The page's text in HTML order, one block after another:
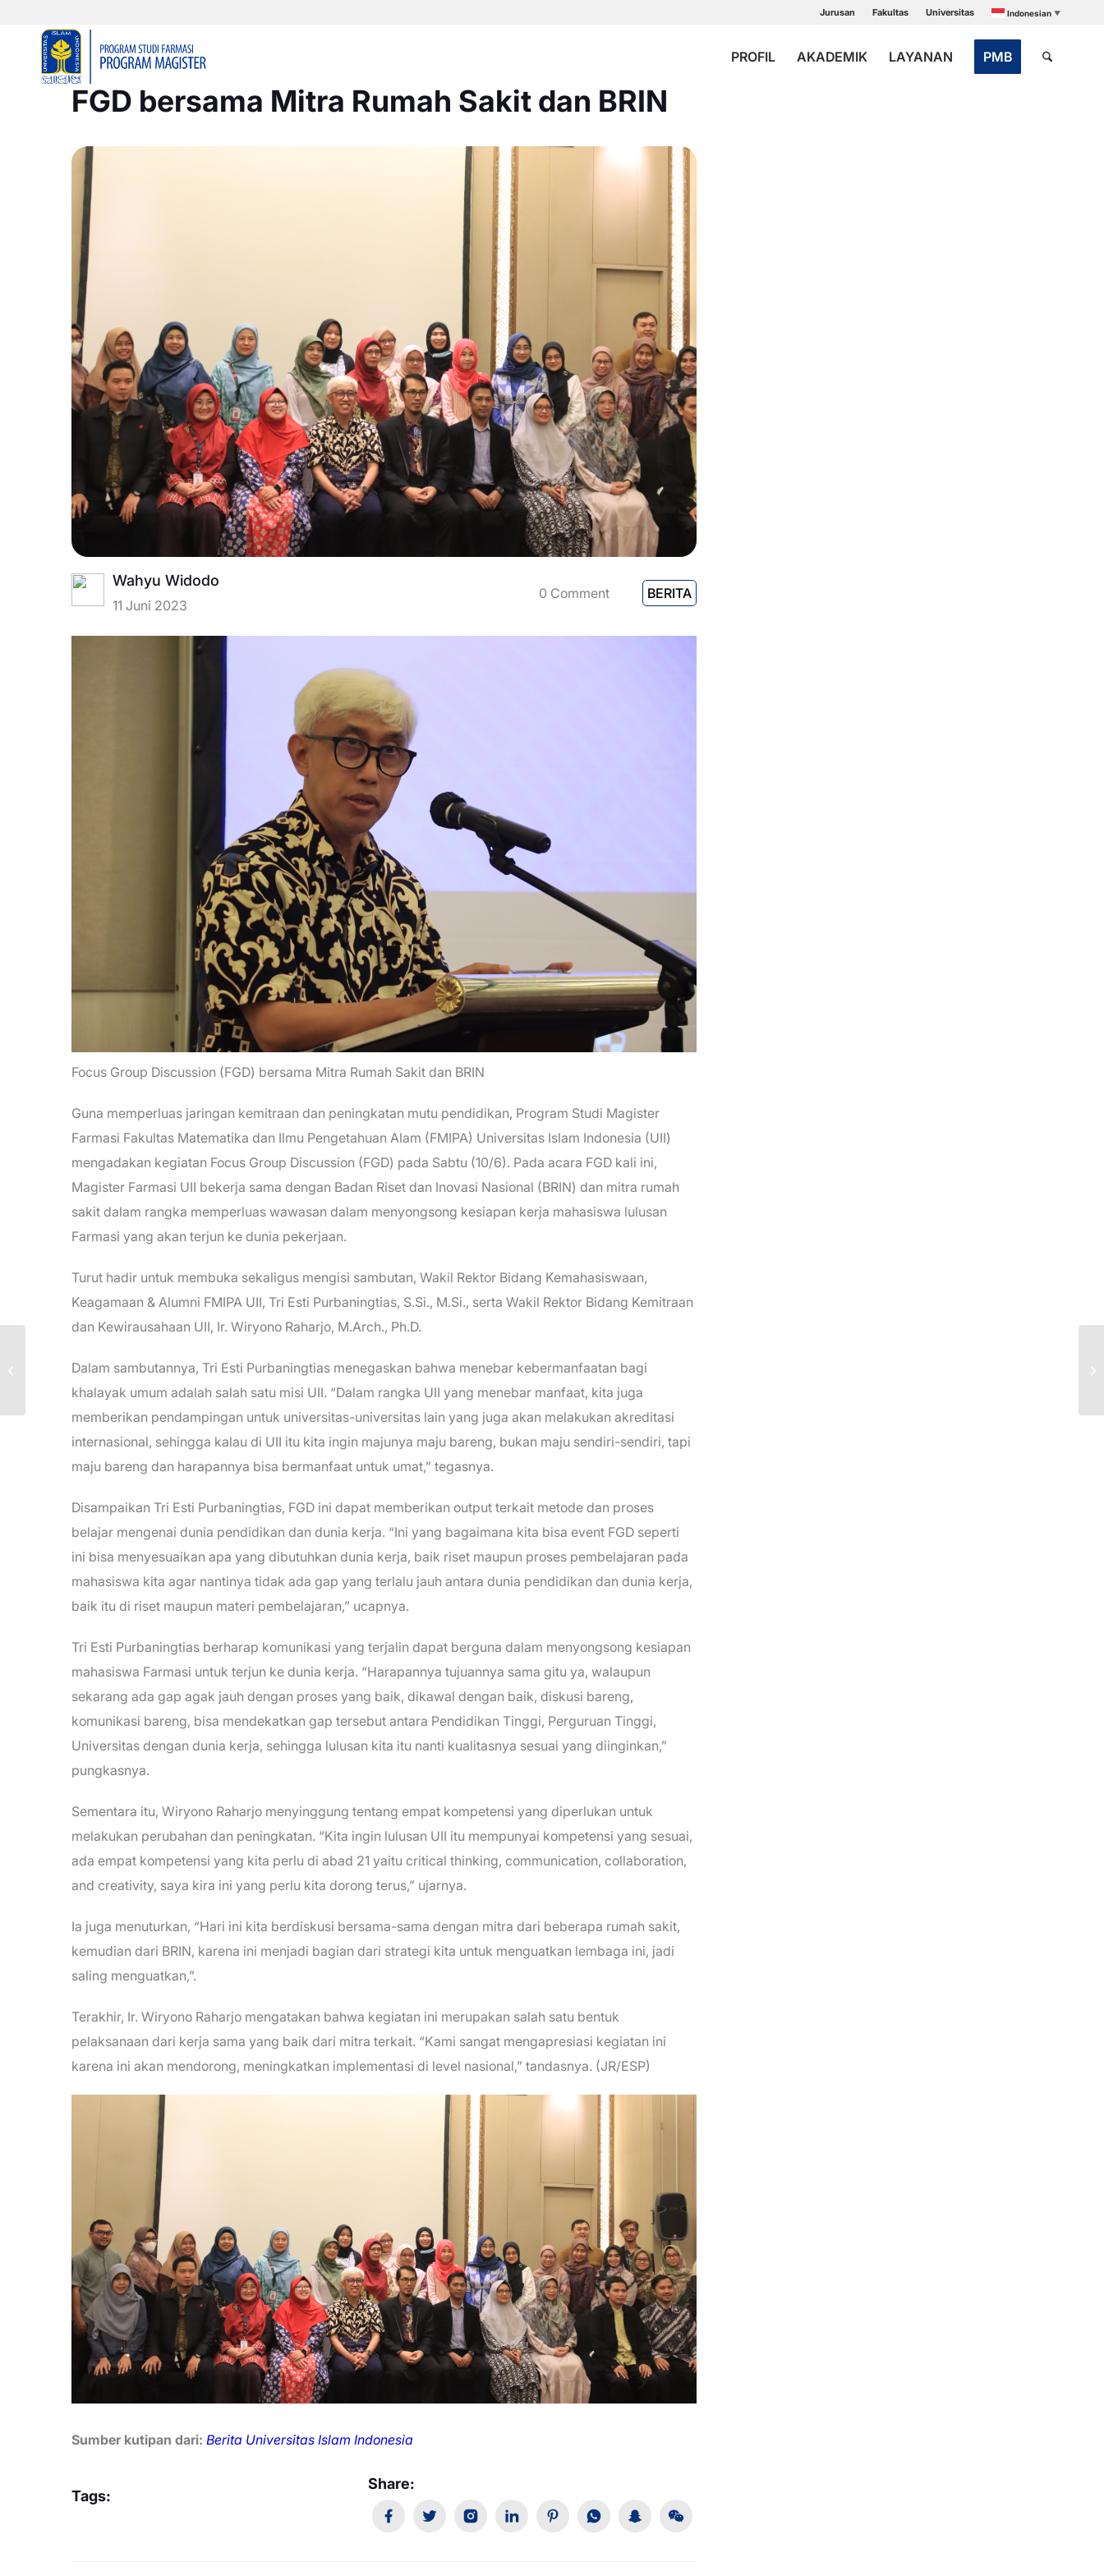
Jurusan Fakultas Universitas Indonesian ▼
PROFIL AKADEMIK LAYANAN PMB
FGD bersama Mitra Rumah Sakit dan BRIN
Wahyu Widodo
11 Juni 2023
0 Comment BERITA
Focus Group Discussion (FGD) bersama Mitra Rumah Sakit dan BRIN
Guna memperluas jaringan kemitraan dan peningkatan mutu pendidikan, Program Studi Magister
Farmasi Fakultas Matematika dan Ilmu Pengetahuan Alam (FMIPA) Universitas Islam Indonesia (UII)
mengadakan kegiatan Focus Group Discussion (FGD) pada Sabtu (10/6). Pada acara FGD kali ini,
Magister Farmasi UII bekerja sama dengan Badan Riset dan Inovasi Nasional (BRIN) dan mitra rumah
sakit dalam rangka memperluas wawasan dalam menyongsong kesiapan kerja mahasiswa lulusan
Farmasi yang akan terjun ke dunia pekerjaan.
Turut hadir untuk membuka sekaligus mengisi sambutan, Wakil Rektor Bidang Kemahasiswaan,
Keagamaan & Alumni FMIPA UII, Tri Esti Purbaningtias, S.Si., M.Si., serta Wakil Rektor Bidang Kemitraan
dan Kewirausahaan UII, Ir. Wiryono Raharjo, M.Arch., Ph.D.
Dalam sambutannya, Tri Esti Purbaningtias menegaskan bahwa menebar kebermanfaatan bagi
khalayak umum adalah salah satu misi UII. “Dalam rangka UII yang menebar manfaat, kita juga
memberikan pendampingan untuk universitas-universitas lain yang juga akan melakukan akreditasi
internasional, sehingga kalau di UII itu kita ingin majunya maju bareng, bukan maju sendiri-sendiri, tapi
maju bareng dan harapannya bisa bermanfaat untuk umat,” tegasnya.
Disampaikan Tri Esti Purbaningtias, FGD ini dapat memberikan output terkait metode dan proses
belajar mengenai dunia pendidikan dan dunia kerja. “Ini yang bagaimana kita bisa event FGD seperti
ini bisa menyesuaikan apa yang dibutuhkan dunia kerja, baik riset maupun proses pembelajaran pada
mahasiswa kita agar nantinya tidak ada gap yang terlalu jauh antara dunia pendidikan dan dunia kerja,
baik itu di riset maupun materi pembelajaran,” ucapnya.
Tri Esti Purbaningtias berharap komunikasi yang terjalin dapat berguna dalam menyongsong kesiapan
mahasiswa Farmasi untuk terjun ke dunia kerja. “Harapannya tujuannya sama gitu ya, walaupun
sekarang ada gap agak jauh dengan proses yang baik, dikawal dengan baik, diskusi bareng,
komunikasi bareng, bisa mendekatkan gap tersebut antara Pendidikan Tinggi, Perguruan Tinggi,
Universitas dengan dunia kerja, sehingga lulusan kita itu nanti kualitasnya sesuai yang diinginkan,”
pungkasnya.
Sementara itu, Wiryono Raharjo menyinggung tentang empat kompetensi yang diperlukan untuk
melakukan perubahan dan peningkatan. “Kita ingin lulusan UII itu mempunyai kompetensi yang sesuai,
ada empat kompetensi yang kita perlu di abad 21 yaitu critical thinking, communication, collaboration,
and creativity, saya kira ini yang perlu kita dorong terus,” ujarnya.
Ia juga menuturkan, “Hari ini kita berdiskusi bersama-sama dengan mitra dari beberapa rumah sakit,
kemudian dari BRIN, karena ini menjadi bagian dari strategi kita untuk menguatkan lembaga ini, jadi
saling menguatkan,”.
Terakhir, Ir. Wiryono Raharjo mengatakan bahwa kegiatan ini merupakan salah satu bentuk
pelaksanaan dari kerja sama yang baik dari mitra terkait. “Kami sangat mengapresiasi kegiatan ini
karena ini akan mendorong, meningkatkan implementasi di level nasional,” tandasnya. (JR/ESP)
Sumber kutipan dari: Berita Universitas Islam Indonesia
Tags:
Share:
Meyelenggarakan KAIST bersama
Peneliti BRIN